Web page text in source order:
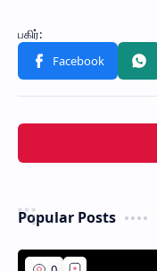
Popular Posts